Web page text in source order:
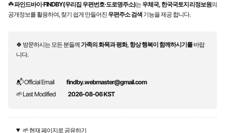
☘️파인드바이·FINDBY(우리집 우편번호·도로명주소)는 우체국, 한국국토지리정보원의
공개정보를 활용하여, 찾기 쉽게 만들어진 우편주소 검색 기능을 제공 합니다.
🍀 방문하시는 모든 분들께가족의 화목과 평화, 항상 행복이 함께하시기를바랍
니다.
📬 Official Email
findby.webmaster@gmail.com
🌱 Last Modified
2026-08-06 KST
🌱 현재 페이지로 공유하기